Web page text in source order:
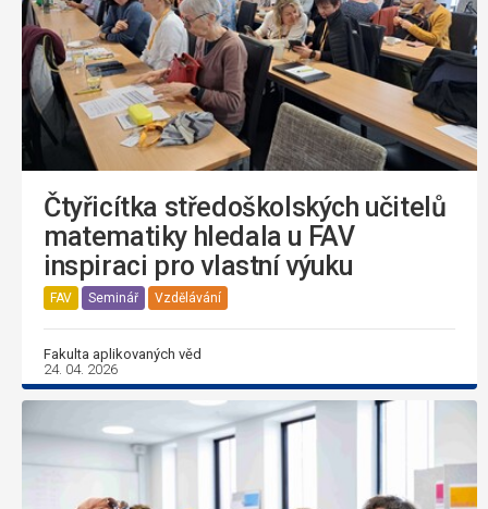
Čtyřicítka středoškolských učitelů
matematiky hledala u FAV
inspiraci pro vlastní výuku
FAV Seminář Vzdělávání
Fakulta aplikovaných věd
24. 04. 2026